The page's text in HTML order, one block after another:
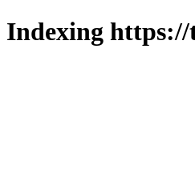
Indexing